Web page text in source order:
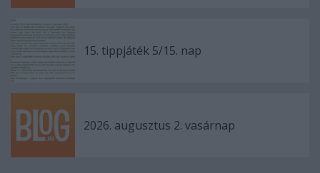
15. tippjáték 5/15. nap
2026. augusztus 2. vasárnap